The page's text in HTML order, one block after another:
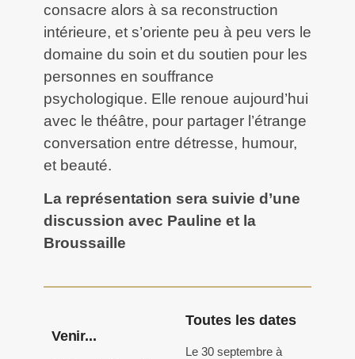
consacre alors à sa reconstruction
intérieure, et s’oriente peu à peu vers le
domaine du soin et du soutien pour les
personnes en souffrance
psychologique. Elle renoue aujourd’hui
avec le théâtre, pour partager l’étrange
conversation entre détresse, humour,
et beauté.
La représentation sera suivie d’une
discussion avec Pauline et la
Broussaille
Venir...
Toutes les dates
Le 30 septembre à